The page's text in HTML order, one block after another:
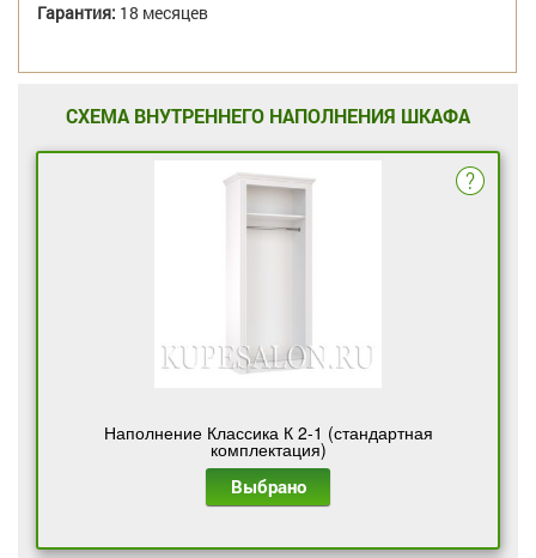
Гарантия: 18 месяцев
СХЕМА ВНУТРЕННЕГО НАПОЛНЕНИЯ ШКАФА
Наполнение Классика К 2-1 (стандартная
комплектация)
Выбрано